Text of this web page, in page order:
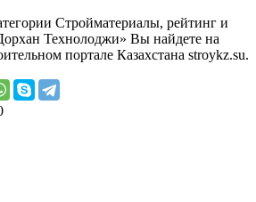
Стройматериалы, рейтинг и
Технолоджи» Вы найдете на
портале Казахстана stroykz.su.